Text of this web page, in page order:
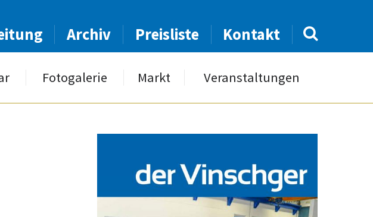
Archiv Preisliste Kontakt
Fotogalerie Markt Veranstaltungen